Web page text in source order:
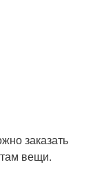
заказать
вещи.